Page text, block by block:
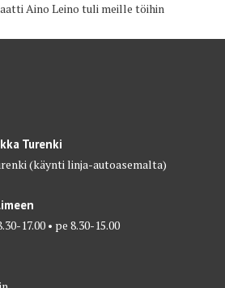
Aino Leino tuli meille töihin
Turenki
(käynti linja-autoasemalta)
17.00 • pe 8.30-15.00